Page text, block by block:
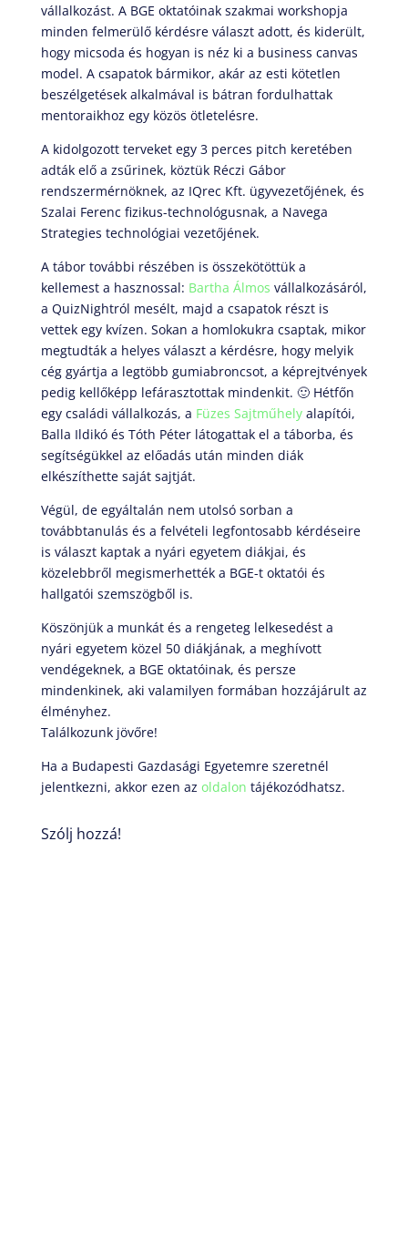
vállalkozást. A BGE oktatóinak szakmai workshopja
minden felmerülő kérdésre választ adott, és kiderült,
hogy micsoda és hogyan is néz ki a business canvas
model. A csapatok bármikor, akár az esti kötetlen
beszélgetések alkalmával is bátran fordulhattak
mentoraikhoz egy közös ötletelésre.
A kidolgozott terveket egy 3 perces pitch keretében
adták elő a zsűrinek, köztük Réczi Gábor
rendszermérnöknek, az IQrec Kft. ügyvezetőjének, és
Szalai Ferenc fizikus-technológusnak, a Navega
Strategies technológiai vezetőjének.
A tábor további részében is összekötöttük a
kellemest a hasznossal: Bartha Álmos vállalkozásáról,
a QuizNightról mesélt, majd a csapatok részt is
vettek egy kvízen. Sokan a homlokukra csaptak, mikor
megtudták a helyes választ a kérdésre, hogy melyik
cég gyártja a legtöbb gumiabroncsot, a képrejtvények
pedig kellőképp lefárasztottak mindenkit. 🙂 Hétfőn
egy családi vállalkozás, a Füzes Sajtműhelyalapítói,
Balla Ildikó és Tóth Péter látogattak el a táborba, és
segítségükkel az előadás után minden diák
elkészíthette saját sajtját.
Végül, de egyáltalán nem utolsó sorban a
továbbtanulás és a felvételi legfontosabb kérdéseire
is választ kaptak a nyári egyetem diákjai, és
közelebbről megismerhették a BGE-t oktatói és
hallgatói szemszögből is.
Köszönjük a munkát és a rengeteg lelkesedést a
nyári egyetem közel 50 diákjának, a meghívott
vendégeknek, a BGE oktatóinak, és persze
mindenkinek, aki valamilyen formában hozzájárult az
élményhez.
Találkozunk jövőre!
Ha a Budapesti Gazdasági Egyetemre szeretnél
jelentkezni, akkor ezen az oldalon tájékozódhatsz.
Szólj hozzá!